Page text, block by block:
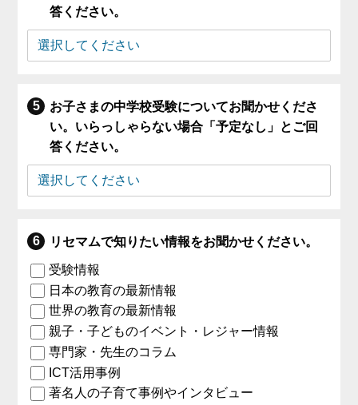
答ください。
お子さまの中学校受験についてお聞かせくださ
い。いらっしゃらない場合「予定なし」とご回
答ください。
リセマムで知りたい情報をお聞かせください。
受験情報
日本の教育の最新情報
世界の教育の最新情報
親子・子どものイベント・レジャー情報
専門家・先生のコラム
ICT活用事例
著名人の子育て事例やインタビュー